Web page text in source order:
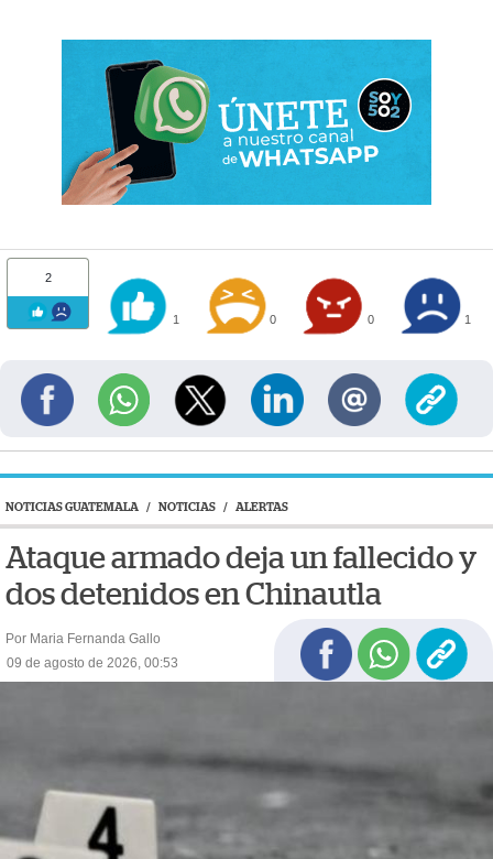
2
1 0 0 1
NOTICIAS GUATEMALA / NOTICIAS / ALERTAS
Ataque armado deja un fallecido y
dos detenidos en Chinautla
Por Maria Fernanda Gallo
09 de agosto de 2026, 00:53